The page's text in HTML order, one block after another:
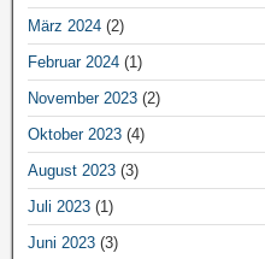
März 2024 (2)
Februar 2024 (1)
November 2023 (2)
Oktober 2023 (4)
August 2023 (3)
Juli 2023 (1)
Juni 2023 (3)